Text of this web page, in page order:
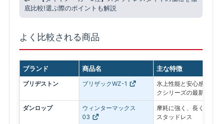
底比較!選ぶ際のポイントも解説
よく比較される商品
ブランド 商品名 主な特徴
ブリヂストン ブリザックWZ-1
氷上性能と安心感を最
クシリーズの最新モデル
ダンロップ
ウィンターマックス
03
摩耗に強く、長く使い
スタッドレス